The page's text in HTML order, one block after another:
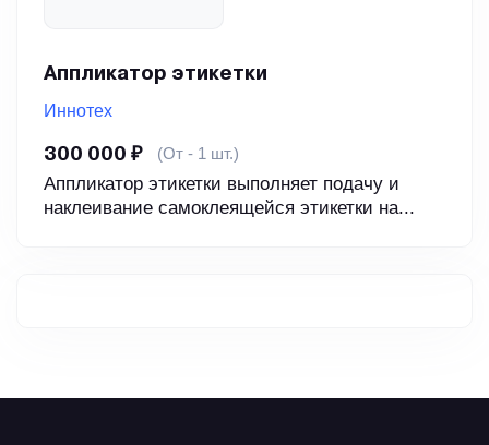
Аппликатор этикетки
Иннотех
300 000 ₽ (От - 1 шт.)
Аппликатор этикетки выполняет подачу и
наклеивание самоклеящейся этикетки на...